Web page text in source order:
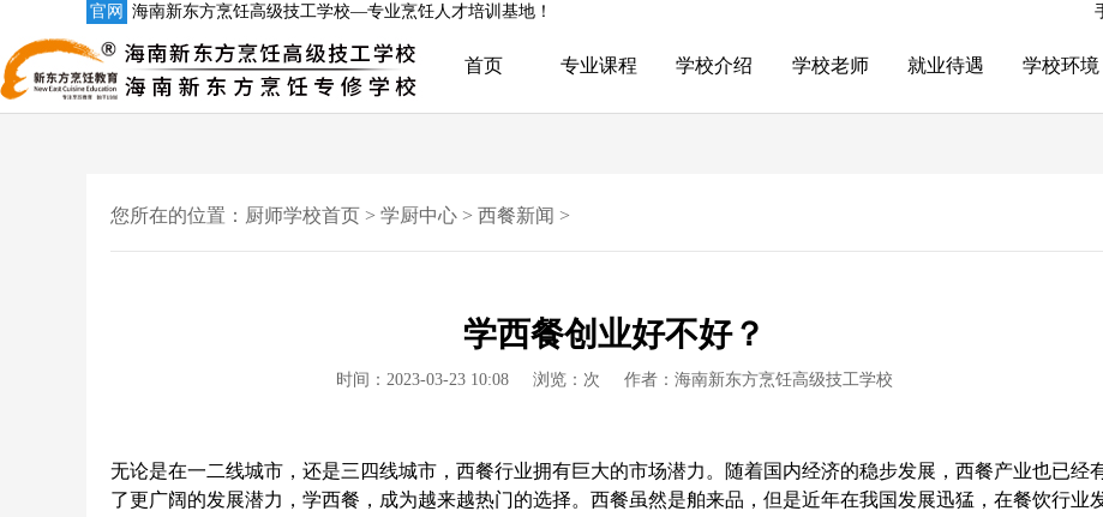
官网 海南新东方烹饪高级技工学校—专业烹饪人才培训基地！
首页 专业课程 学校介绍 学校老师 就业待遇 学校环境
您所在的位置： 厨师学校首页 > 学厨中心 > 西餐新闻 >
学西餐创业好不好？
时间：2023-03-23 10:08 浏览： 次 作者：海南新东方烹饪高级技工学校
无论是在一二线城市，还是三四线城市，西餐行业拥有巨大的市场潜力。随着国内经济的稳步发展，西餐产业也已经
了更广阔的发展潜力，学西餐，成为越来越热门的选择。西餐虽然是舶来品，但是近年在我国发展迅猛，在餐饮行业